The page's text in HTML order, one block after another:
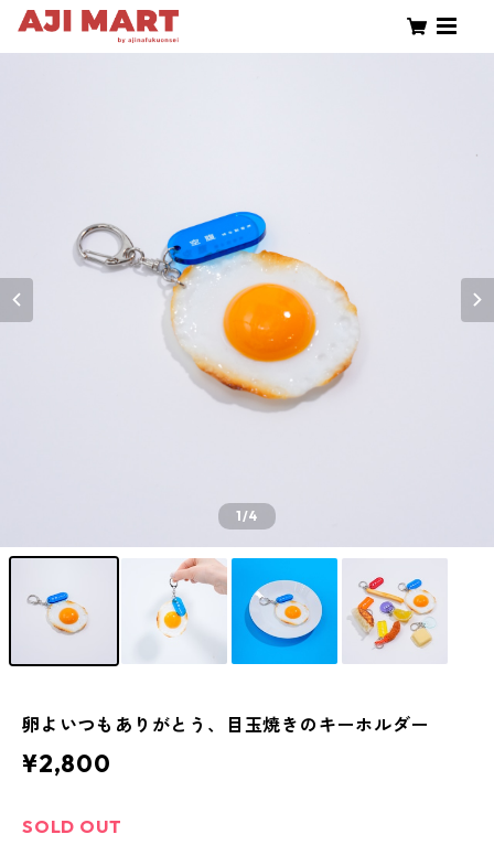
1/4
卵よいつもありがとう、目玉焼きのキーホルダー
¥2,800
SOLD OUT